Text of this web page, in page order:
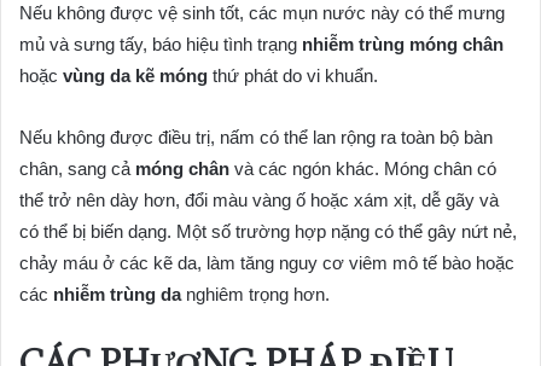
Nếu không được vệ sinh tốt, các mụn nước này có thể mưng
mủ và sưng tấy, báo hiệu tình trạng nhiễm trùng móng chân
hoặc vùng da kẽ móng thứ phát do vi khuẩn.
Nếu không được điều trị, nấm có thể lan rộng ra toàn bộ bàn
chân, sang cả móng chân và các ngón khác. Móng chân có
thể trở nên dày hơn, đổi màu vàng ố hoặc xám xịt, dễ gãy và
có thể bị biến dạng. Một số trường hợp nặng có thể gây nứt nẻ,
chảy máu ở các kẽ da, làm tăng nguy cơ viêm mô tế bào hoặc
các nhiễm trùng danghiêm trọng hơn.